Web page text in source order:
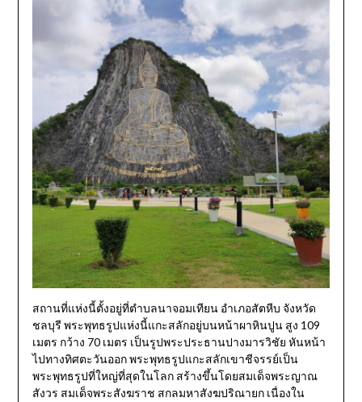
สถานที่แห่งนี้ตั้งอยู่ที่ตำบลนาจอมเทียน อำเภอสัตหีบ จังหวัด
ชลบุรี พระพุทธรูปแห่งนี้แกะสลักอยู่บนหน้าผาหินปูน สูง 109
เมตร กว้าง 70 เมตร เป็นรูปพระประธานปางมารวิชัย หันหน้า
ไปทางทิศตะวันออก พระพุทธรูปแกะสลักเขาชีจรรย์เป็น
พระพุทธรูปที่ใหญ่ที่สุดในโลก สร้างขึ้นโดยสมเด็จพระญาณ
สังวร สมเด็จพระสังฆราช สกลมหาสังฆปริณายก เนื่องใน